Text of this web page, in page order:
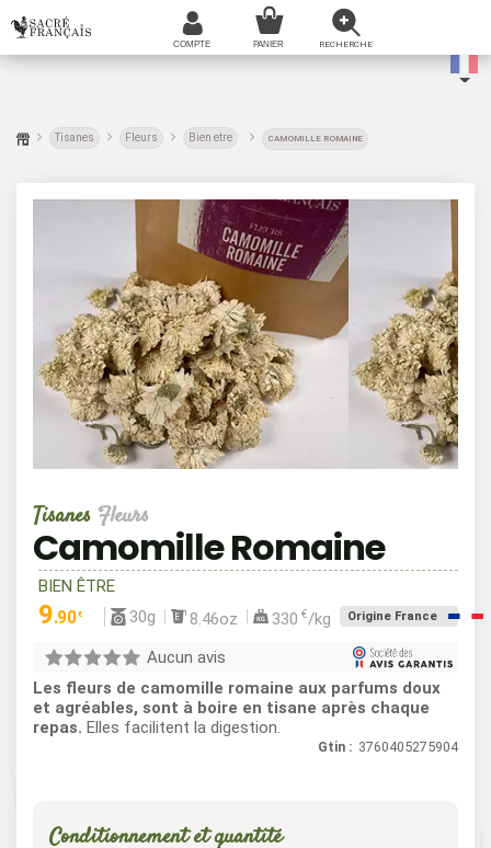
Tisanes Fleurs Bien etre CAMOMILLE ROMAINE
Tisanes Fleurs
Camomille Romaine
BIEN ÊTRE
9.90 € 30g 8.46oz 330 €/kg Origine France
Aucun avis
Les fleurs de camomille romaine aux parfums doux
et agréables, sont à boire en tisane après chaque
repas. Elles facilitent la digestion.
Gtin : 3760405275904
Conditionnement et quantité